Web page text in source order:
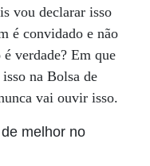
vou declarar isso
é convidado e não
verdade? Em que
na Bolsa de
vai ouvir isso.
melhor no